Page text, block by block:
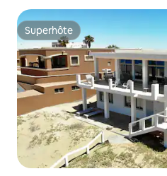
Superhôte
Superhôte